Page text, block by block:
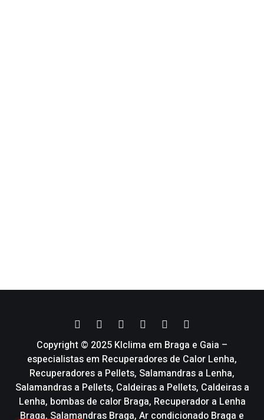
Copyright © 2025 Klclima em Braga e Gaia –
especialistas em Recuperadores de Calor Lenha,
Recuperadores a Pellets, Salamandras a Lenha,
Salamandras a Pellets, Caldeiras a Pellets, Caldeiras a
Lenha, bombas de calor Braga, Recuperador a Lenha
Braga, Salamandras Braga, Ar condicionado Braga e